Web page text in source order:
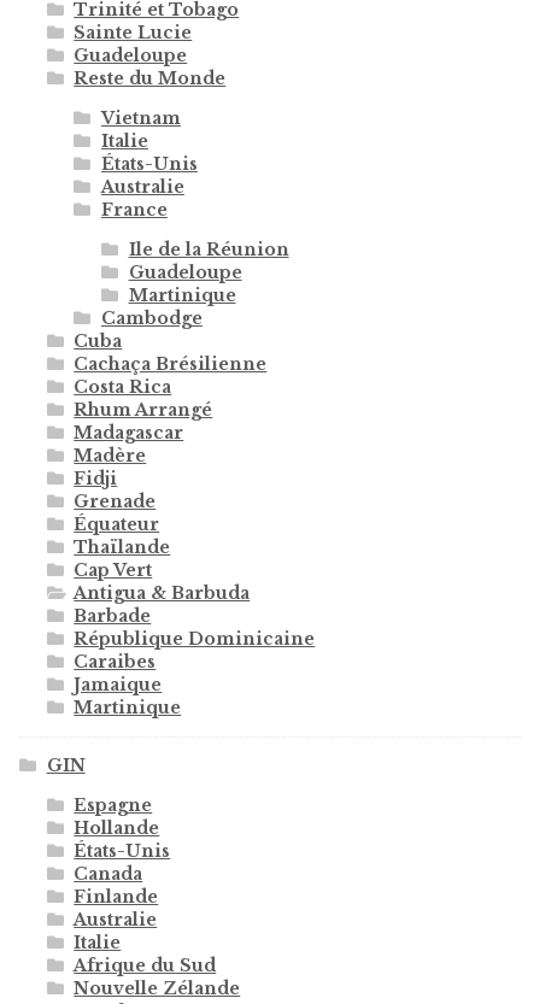
Trinité et Tobago
Sainte Lucie
Guadeloupe
Reste du Monde
Vietnam
Italie
États-Unis
Australie
France
Ile de la Réunion
Guadeloupe
Martinique
Cambodge
Cuba
Cachaça Brésilienne
Costa Rica
Rhum Arrangé
Madagascar
Madère
Fidji
Grenade
Équateur
Thaïlande
Cap Vert
Antigua & Barbuda
Barbade
République Dominicaine
Caraibes
Jamaique
Martinique
GIN
Espagne
Hollande
États-Unis
Canada
Finlande
Australie
Italie
Afrique du Sud
Nouvelle Zélande